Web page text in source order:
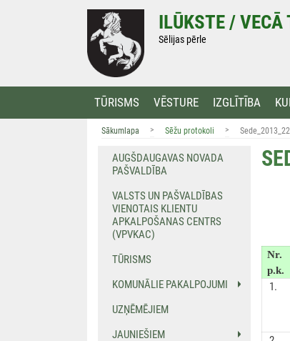
ILŪKSTE / VECĀ
Sēlijas pērle
TŪRISMS VĒSTURE IZGLĪTĪBA
Sākumlapa > Sēžu protokoli > Sede_2013_22
Nr.
p.k.
1.
AUGŠDAUGAVAS NOVADA
PAŠVALDĪBA
VALSTS UN PAŠVALDĪBAS
VIENOTAIS KLIENTU
APKALPOŠANAS CENTRS
(VPVKAC)
TŪRISMS
KOMUNĀLIE PAKALPOJUMI
UZŅĒMĒJIEM
JAUNIEŠIEM